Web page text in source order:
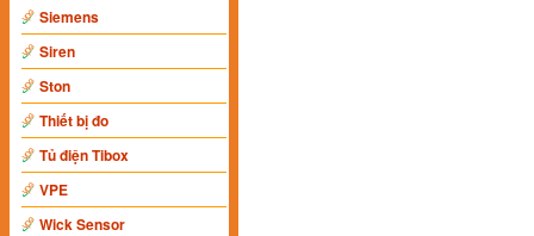
Siemens
Siren
Ston
Thiết bị đo
Tủ điện Tibox
VPE
Wick Sensor